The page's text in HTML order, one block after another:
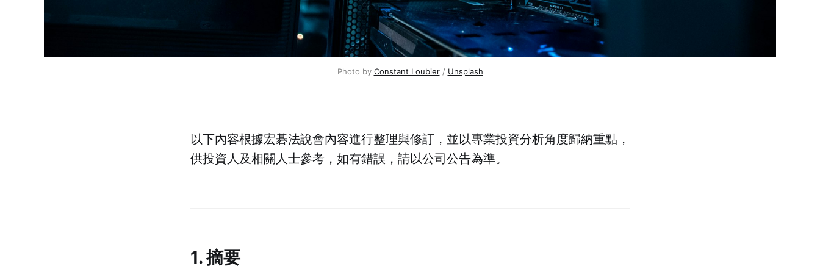
Photo by Constant Loubier / Unsplash
以下內容根據宏碁法說會內容進行整理與修訂，並以專業投資分析角度歸納重點，
供投資人及相關人士參考，如有錯誤，請以公司公告為準。
1. 摘要